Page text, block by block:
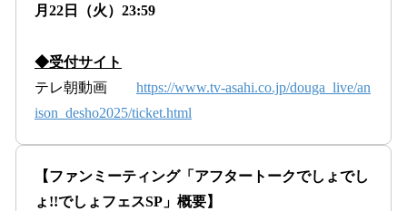
月22日（火）23:59
◆受付サイト
テレ朝動画 https://www.tv-asahi.co.jp/douga_live/an
ison_desho2025/ticket.html
【ファンミーティング「アフタートークでしょでし
ょ!!でしょフェスSP」概要】